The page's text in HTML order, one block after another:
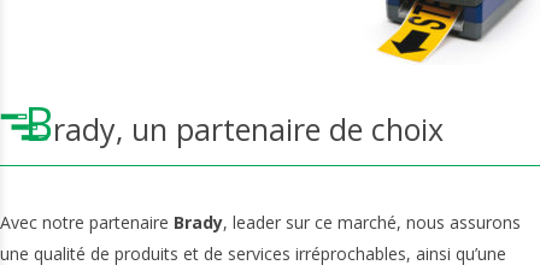
Brady, un partenaire de choix
Avec notre partenaire Brady, leader sur ce marché, nous assurons
une qualité de produits et de services irréprochables, ainsi qu’une